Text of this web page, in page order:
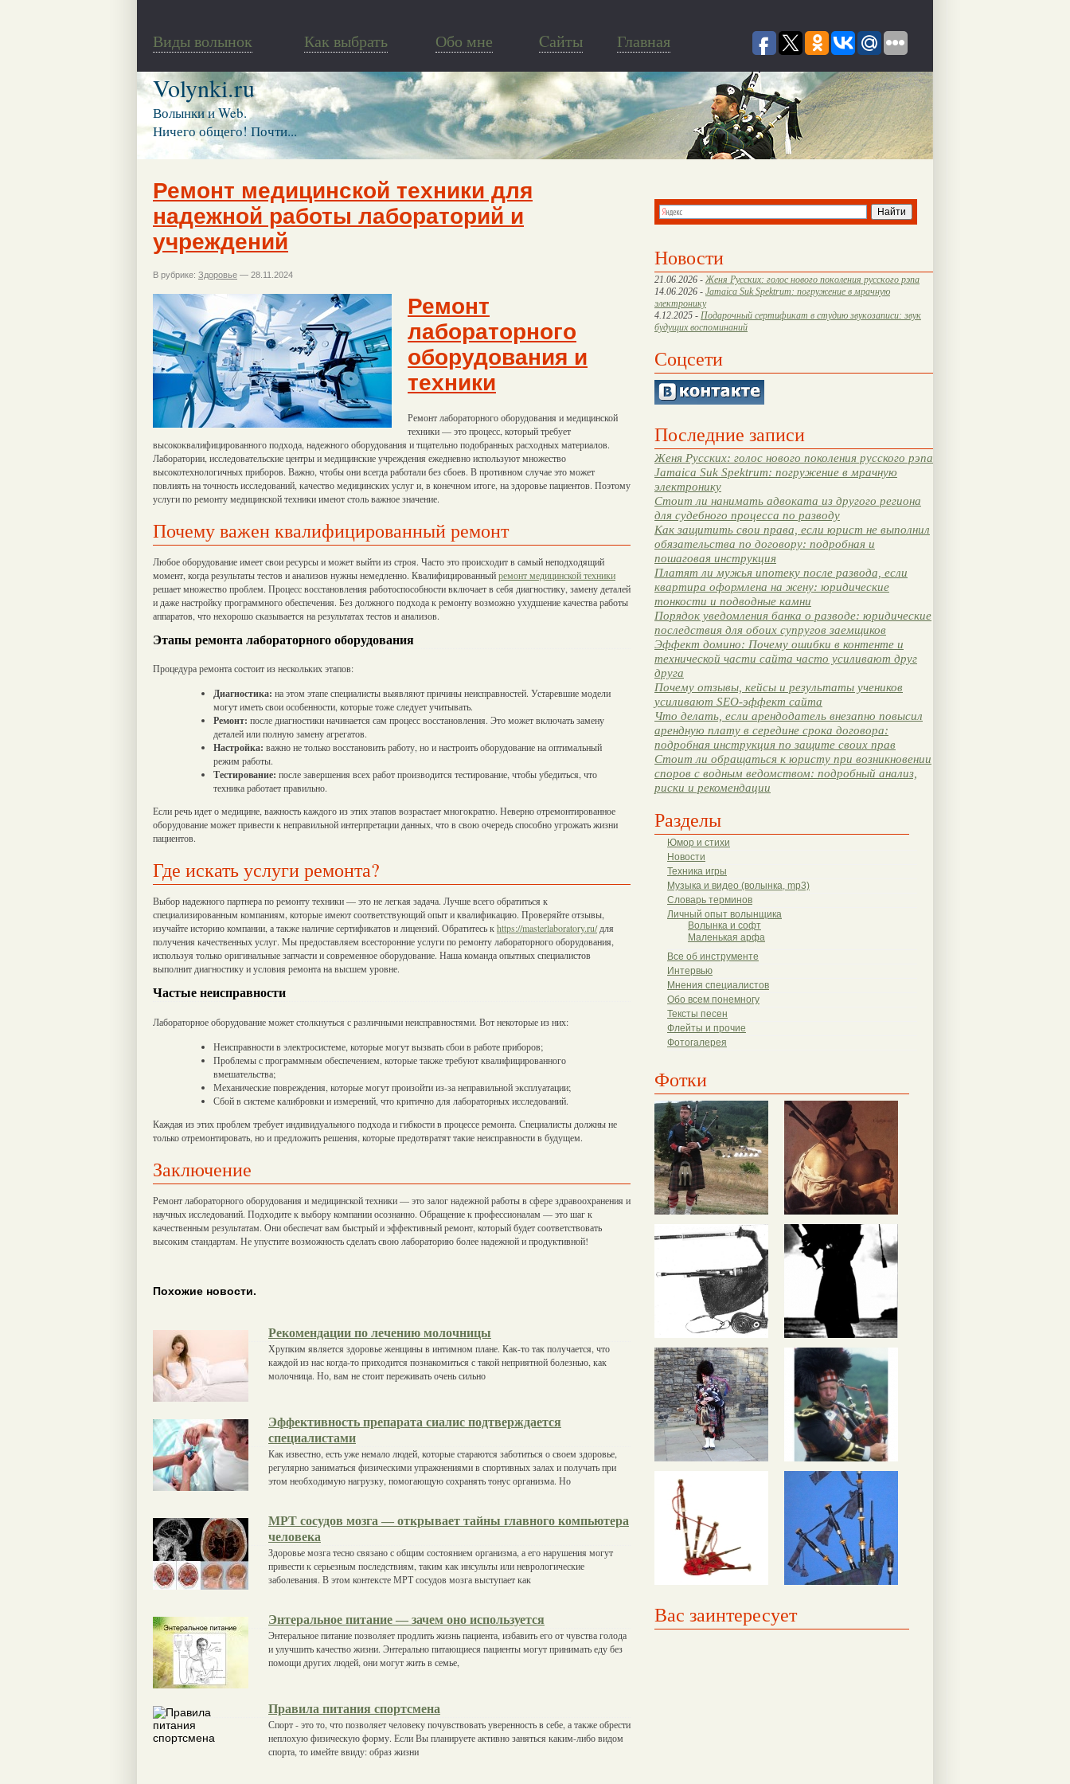
Виды волынок Как выбрать Обо мне Cайты Главная
Volynki.ru
Волынки и Web.
Ничего общего! Почти...
Новости
21.06.2026 - Женя Русских: голос нового поколения русского рэпа
14.06.2026 - Jamaica Suk Spektrum: погружение в мрачную
электронику
4.12.2025 - Подарочный сертификат в студию звукозаписи: звук
будущих воспоминаний
Соцсети
Последние записи
Женя Русских: голос нового поколения русского рэпа
Jamaica Suk Spektrum: погружение в мрачную
электронику
Стоит ли нанимать адвоката из другого региона
для судебного процесса по разводу
Как защитить свои права, если юрист не выполнил
обязательства по договору: подробная и
пошаговая инструкция
Платят ли мужья ипотеку после развода, если
квартира оформлена на жену: юридические
тонкости и подводные камни
Порядок уведомления банка о разводе: юридические
последствия для обоих супругов заемщиков
Эффект домино: Почему ошибки в контенте и
технической части сайта часто усиливают друг
друга
Почему отзывы, кейсы и результаты учеников
усиливают SEO-эффект сайта
Что делать, если арендодатель внезапно повысил
арендную плату в середине срока договора:
подробная инструкция по защите своих прав
Стоит ли обращаться к юристу при возникновении
споров с водным ведомством: подробный анализ,
риски и рекомендации
Разделы
Юмор и стихи
Новости
Техника игры
Музыка и видео (волынка, mp3)
Словарь терминов
Личный опыт волынщика
Волынка и софт
Маленькая арфа
Все об инструменте
Интервью
Мнения специалистов
Обо всем понемногу
Тексты песен
Флейты и прочие
Фотогалерея
Фотки
Вас заинтересует
Ремонт медицинской техники для
надежной работы лабораторий и
учреждений
В рубрике: Здоровье — 28.11.2024
Ремонт
лабораторного
оборудования и
техники
Ремонт лабораторного оборудования и медицинской
техники — это процесс, который требует
высококвалифицированного подхода, надежного оборудования и тщательно подобранных расходных материалов.
Лаборатории, исследовательские центры и медицинские учреждения ежедневно используют множество
высокотехнологичных приборов. Важно, чтобы они всегда работали без сбоев. В противном случае это может
повлиять на точность исследований, качество медицинских услуг и, в конечном итоге, на здоровье пациентов. Поэтому
услуги по ремонту медицинской техники имеют столь важное значение.
Почему важен квалифицированный ремонт
Любое оборудование имеет свои ресурсы и может выйти из строя. Часто это происходит в самый неподходящий
момент, когда результаты тестов и анализов нужны немедленно. Квалифицированныйремонт медицинской техники
решает множество проблем. Процесс восстановления работоспособности включает в себя диагностику, замену деталей
и даже настройку программного обеспечения. Без должного подхода к ремонту возможно ухудшение качества работы
аппаратов, что нехорошо сказывается на результатах тестов и анализов.
Этапы ремонта лабораторного оборудования
Процедура ремонта состоит из нескольких этапов:
Диагностика: на этом этапе специалисты выявляют причины неисправностей. Устаревшие модели
могут иметь свои особенности, которые тоже следует учитывать.
Ремонт: после диагностики начинается сам процесс восстановления. Это может включать замену
деталей или полную замену агрегатов.
Настройка: важно не только восстановить работу, но и настроить оборудование на оптимальный
режим работы.
Тестирование: после завершения всех работ производится тестирование, чтобы убедиться, что
техника работает правильно.
Если речь идет о медицине, важность каждого из этих этапов возрастает многократно. Неверно отремонтированное
оборудование может привести к неправильной интерпретации данных, что в свою очередь способно угрожать жизни
пациентов.
Где искать услуги ремонта?
Выбор надежного партнера по ремонту техники — это не легкая задача. Лучше всего обратиться к
специализированным компаниям, которые имеют соответствующий опыт и квалификацию. Проверяйте отзывы,
изучайте историю компании, а также наличие сертификатов и лицензий. Обратитесь кhttps://masterlaboratory.ru/для
получения качественных услуг. Мы предоставляем всесторонние услуги по ремонту лабораторного оборудования,
используя только оригинальные запчасти и современное оборудование. Наша команда опытных специалистов
выполнит диагностику и условия ремонта на высшем уровне.
Частые неисправности
Лабораторное оборудование может столкнуться с различными неисправностями. Вот некоторые из них:
Неисправности в электросистеме, которые могут вызвать сбои в работе приборов;
Проблемы с программным обеспечением, которые также требуют квалифицированного
вмешательства;
Механические повреждения, которые могут произойти из-за неправильной эксплуатации;
Сбой в системе калибровки и измерений, что критично для лабораторных исследований.
Каждая из этих проблем требует индивидуального подхода и гибкости в процессе ремонта. Специалисты должны не
только отремонтировать, но и предложить решения, которые предотвратят такие неисправности в будущем.
Заключение
Ремонт лабораторного оборудования и медицинской техники — это залог надежной работы в сфере здравоохранения и
научных исследований. Подходите к выбору компании осознанно. Обращение к профессионалам — это шаг к
качественным результатам. Они обеспечат вам быстрый и эффективный ремонт, который будет соответствовать
высоким стандартам. Не упустите возможность сделать свою лабораторию более надежной и продуктивной!
Похожие новости.
Рекомендации по лечению молочницы
Хрупким является здоровье женщины в интимном плане. Как-то так получается, что
каждой из нас когда-то приходится познакомиться с такой неприятной болезнью, как
молочница. Но, вам не стоит переживать очень сильно
Эффективность препарата сиалис подтверждается
специалистами
Как известно, есть уже немало людей, которые стараются заботиться о своем здоровье,
регулярно заниматься физическими упражнениями в спортивных залах и получать при
этом необходимую нагрузку, помогающую сохранять тонус организма. Но
МРТ сосудов мозга — открывает тайны главного компьютера
человека
Здоровье мозга тесно связано с общим состоянием организма, а его нарушения могут
привести к серьезным последствиям, таким как инсульты или неврологические
заболевания. В этом контексте МРТ сосудов мозга выступает как
Энтеральное питание — зачем оно используется
Энтеральное питание позволяет продлить жизнь пациента, избавить его от чувства голода
и улучшить качество жизни. Энтерально питающиеся пациенты могут принимать еду без
помощи других людей, они могут жить в семье,
Правила питания спортсмена
Спорт - это то, что позволяет человеку почувствовать уверенность в себе, а также обрести
неплохую физическую форму. Если Вы планируете активно заняться каким-либо видом
спорта, то имейте ввиду: образ жизни